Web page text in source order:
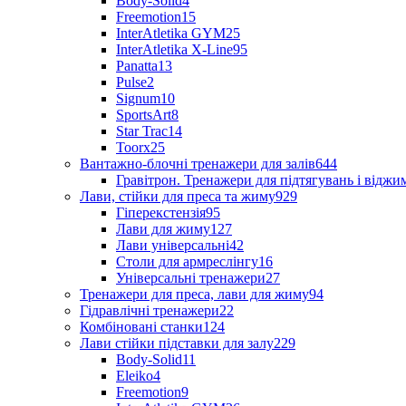
Freemotion15
InterAtletika GYM25
InterAtletika X-Line95
Panatta13
Pulse2
Signum10
SportsArt8
Star Trac14
Toorx25
Вантажно-блочні тренажери для залів644
Гравітрон. Тренажери для підтягувань і
Лави, стійки для преса та жиму929
Гіперекстензія95
Лави для жиму127
Лави універсальні42
Столи для армреслінгу16
Універсальні тренажери27
Тренажери для преса, лави для жиму94
Гідравлічні тренажери22
Комбіновані станки124
Лави стійки підставки для залу229
Body-Solid11
Eleiko4
Freemotion9